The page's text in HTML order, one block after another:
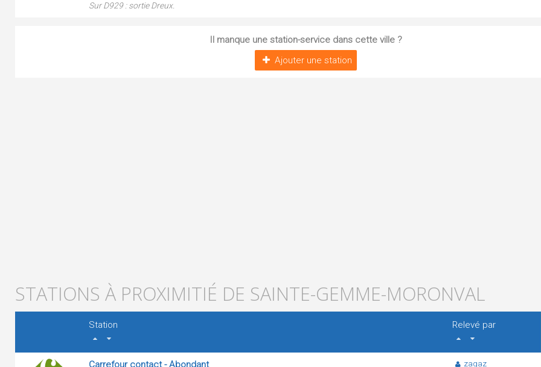
Sur D929 : sortie Dreux.
Il manque une station-service dans cette ville ?
Ajouter une station
STATIONS À PROXIMITIÉ DE SAINTE-GEMME-MORONVAL
Station
Relevé par
Carrefour contact - Abondant
zagaz